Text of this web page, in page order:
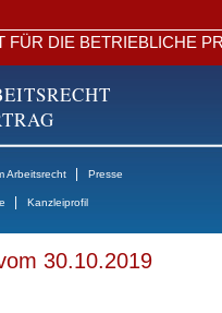
FÜR DIE BETRIEBLICHE
Arbeitsrecht Presse
Kanzleiprofil
30.10.2019